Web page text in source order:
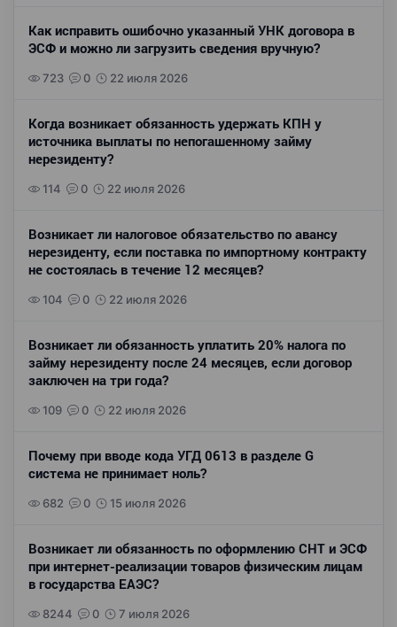
Как исправить ошибочно указанный УНК договора в
ЭСФ и можно ли загрузить сведения вручную?
723 0 22 июля 2026
Когда возникает обязанность удержать КПН у
источника выплаты по непогашенному займу
нерезиденту?
114 0 22 июля 2026
Возникает ли налоговое обязательство по авансу
нерезиденту, если поставка по импортному контракту
не состоялась в течение 12 месяцев?
104 0 22 июля 2026
Возникает ли обязанность уплатить 20% налога по
займу нерезиденту после 24 месяцев, если договор
заключен на три года?
109 0 22 июля 2026
Почему при вводе кода УГД 0613 в разделе G
система не принимает ноль?
682 0 15 июля 2026
Возникает ли обязанность по оформлению СНТ и ЭСФ
при интернет-реализации товаров физическим лицам
в государства ЕАЭС?
8244 0 7 июля 2026